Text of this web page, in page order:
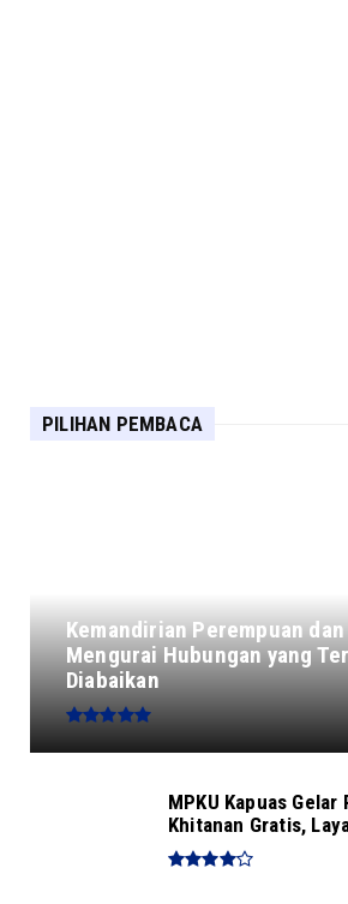
PILIHAN PEMBACA
Kemandirian Perempuan
Mengurai Hubungan yang
Diabaikan
MPKU Kapuas
Khitanan Gratis,